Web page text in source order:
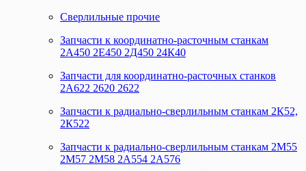
Сверлильные прочие
Запчасти к координатно-расточным станкам
2А450 2Е450 2Д450 24К40
Запчасти для координатно-расточных станков
2А622 2620 2622
Запчасти к радиально-сверлильным станкам 2К52,
2К522
Запчасти к радиально-сверлильным станкам 2М55
2М57 2М58 2А554 2А576